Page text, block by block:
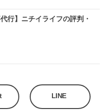
代行】ニチイライフの評判・
LINE